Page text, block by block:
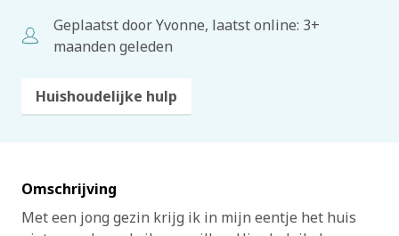
Geplaatst door Yvonne, laatst online: 3+
maanden geleden
Huishoudelijke hulp
Omschrijving
Met een jong gezin krijg ik in mijn eentje het huis